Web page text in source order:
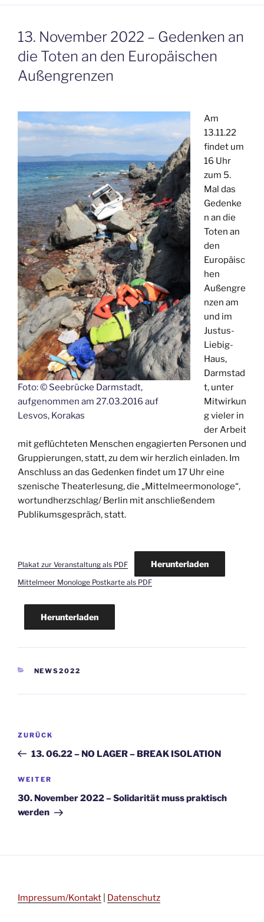
13. November 2022 – Gedenken an
die Toten an den Europäischen
Außengrenzen
Foto: © Seebrücke Darmstadt,
aufgenommen am 27.03.2016 auf
Lesvos, Korakas
Am
13.11.22
findet um
16 Uhr
zum 5.
Mal das
Gedenke
n an die
Toten an
den
Europäisc
hen
Außengre
nzen am
und im
Justus-
Liebig-
Haus,
Darmstad
t, unter
Mitwirkun
g vieler in
der Arbeit
mit geflüchteten Menschen engagierten Personen und
Gruppierungen, statt, zu dem wir herzlich einladen. Im
Anschluss an das Gedenken findet um 17 Uhr eine
szenische Theaterlesung, die „Mittelmeermonologe“,
wortundherzschlag/ Berlin mit anschließendem
Publikumsgespräch, statt.
Plakat zur Veranstaltung als PDF Herunterladen
Mittelmeer Monologe Postkarte als PDF
Herunterladen
KATEGORIEN
NEWS2022
Beitragsnavigation
Vorheriger
Beitrag
ZURÜCK
13. 06.22 – NO LAGER – BREAK ISOLATION
Nächster
Beitrag
WEITER
30. November 2022 – Solidarität muss praktisch
werden
Impressum/Kontakt Datenschutz